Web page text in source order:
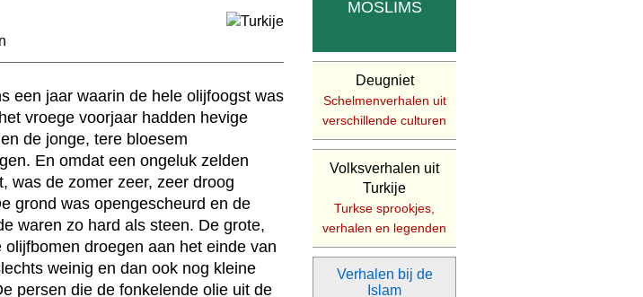
MOSLIMS
Deugniet
Schelmenverhalen uit
verschillende culturen
Volksverhalen uit
Turkije
Turkse sprookjes,
verhalen en legenden
Verhalen bij de
Islam
een jaar waarin de hele olijfoogst was
vroege voorjaar hadden hevige
de jonge, tere bloesem
En omdat een ongeluk zelden
was de zomer zeer, zeer droog
grond was opengescheurd en de
waren zo hard als steen. De grote,
olijfbomen droegen aan het einde van
weinig en dan ook nog kleine
persen die de fonkelende olie uit de